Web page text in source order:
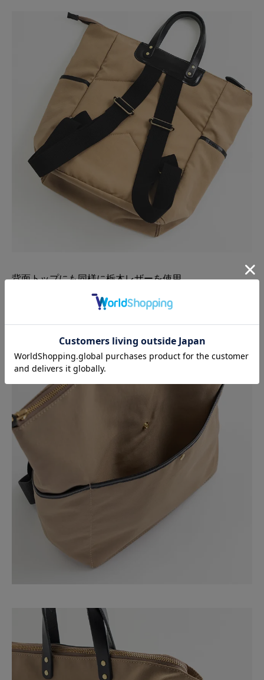
背面トップにも同様に栃木レザーを使用。
堅牢度の高いアクリル素材を採用したショルダーストラ
ップは、お好みの長さに調整してお使いください。